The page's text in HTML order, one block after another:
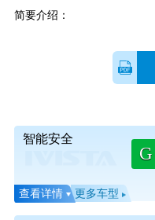
简要介绍：
智能安全
G
查看详情 更多车型